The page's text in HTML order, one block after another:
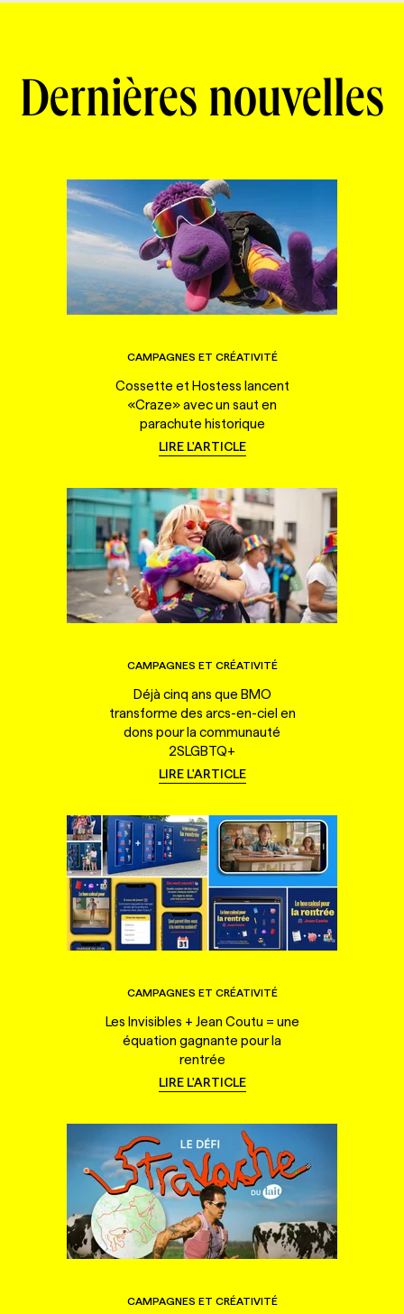
Dernières nouvelles
CAMPAGNES ET CRÉATIVITÉ
Cossette et Hostess lancent
«Craze» avec un saut en
parachute historique
LIRE L'ARTICLE
CAMPAGNES ET CRÉATIVITÉ
Déjà cinq ans que BMO
transforme des arcs-en-ciel en
dons pour la communauté
2SLGBTQ+
LIRE L'ARTICLE
CAMPAGNES ET CRÉATIVITÉ
Les Invisibles + Jean Coutu = une
équation gagnante pour la
rentrée
LIRE L'ARTICLE
CAMPAGNES ET CRÉATIVITÉ